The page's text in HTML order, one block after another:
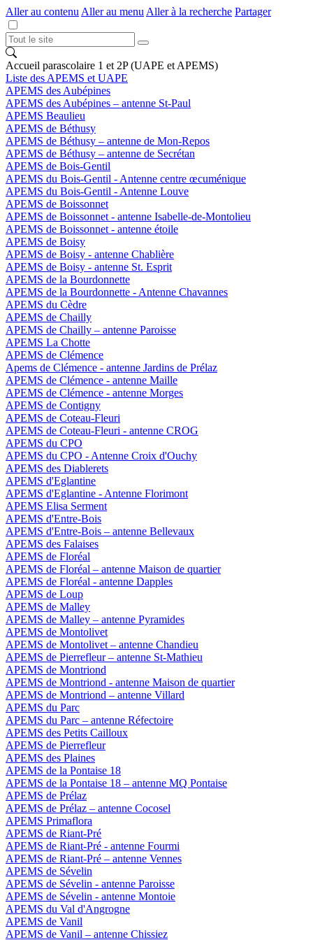
Aller au contenu Aller au menu Aller à la recherche Partager
Accueil parascolaire 1 et 2P (UAPE et APEMS)
Liste des APEMS et UAPE
APEMS des Aubépines
APEMS des Aubépines – antenne St-Paul
APEMS Beaulieu
APEMS de Béthusy
APEMS de Béthusy – antenne de Mon-Repos
APEMS de Béthusy – antenne de Secrétan
APEMS de Bois-Gentil
APEMS du Bois-Gentil - Antenne centre œcuménique
APEMS du Bois-Gentil - Antenne Louve
APEMS de Boissonnet
APEMS de Boissonnet - antenne Isabelle-de-Montolieu
APEMS de Boissonnet - antenne étoile
APEMS de Boisy
APEMS de Boisy - antenne Chablière
APEMS de Boisy - antenne St. Esprit
APEMS de la Bourdonnette
APEMS de la Bourdonnette - Antenne Chavannes
APEMS du Cèdre
APEMS de Chailly
APEMS de Chailly – antenne Paroisse
APEMS La Chotte
APEMS de Clémence
Apems de Clémence - antenne Jardins de Prélaz
APEMS de Clémence - antenne Maille
APEMS de Clémence - antenne Morges
APEMS de Contigny
APEMS de Coteau-Fleuri
APEMS de Coteau-Fleuri - antenne CROG
APEMS du CPO
APEMS du CPO - Antenne Croix d'Ouchy
APEMS des Diablerets
APEMS d'Eglantine
APEMS d'Eglantine - Antenne Florimont
APEMS Elisa Serment
APEMS d'Entre-Bois
APEMS d'Entre-Bois – antenne Bellevaux
APEMS des Falaises
APEMS de Floréal
APEMS de Floréal – antenne Maison de quartier
APEMS de Floréal - antenne Dapples
APEMS de Loup
APEMS de Malley
APEMS de Malley – antenne Pyramides
APEMS de Montolivet
APEMS de Montolivet – antenne Chandieu
APEMS de Pierrefleur – antenne St-Mathieu
APEMS de Montriond
APEMS de Montriond - antenne Maison de quartier
APEMS de Montriond – antenne Villard
APEMS du Parc
APEMS du Parc – antenne Réfectoire
APEMS des Petits Cailloux
APEMS de Pierrefleur
APEMS des Plaines
APEMS de la Pontaise 18
APEMS de la Pontaise 18 – antenne MQ Pontaise
APEMS de Prélaz
APEMS de Prélaz – antenne Cocosel
APEMS Primaflora
APEMS de Riant-Pré
APEMS de Riant-Pré - antenne Fourmi
APEMS de Riant-Pré – antenne Vennes
APEMS de Sévelin
APEMS de Sévelin - antenne Paroisse
APEMS de Sévelin - antenne Montoie
APEMS du Val d'Angrogne
APEMS de Vanil
APEMS de Vanil – antenne Chissiez